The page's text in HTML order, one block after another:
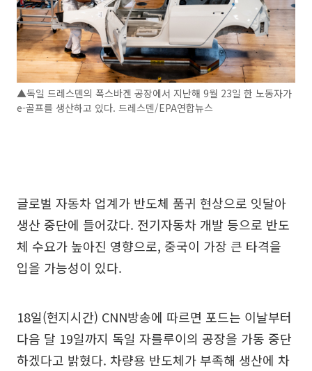
▲독일 드레스덴의 폭스바겐 공장에서 지난해 9월 23일 한 노동자가
e-골프를 생산하고 있다. 드레스덴/EPA연합뉴스
글로벌 자동차 업계가 반도체 품귀 현상으로 잇달아
생산 중단에 들어갔다. 전기자동차 개발 등으로 반도
체 수요가 높아진 영향으로, 중국이 가장 큰 타격을
입을 가능성이 있다.
18일(현지시간) CNN방송에 따르면 포드는 이날부터
다음 달 19일까지 독일 자를루이의 공장을 가동 중단
하겠다고 밝혔다. 차량용 반도체가 부족해 생산에 차